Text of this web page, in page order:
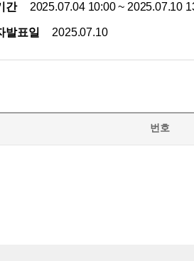
간 2025.07.04 10:00 ~ 2025.07.10
발표일 2025.07.10
번호